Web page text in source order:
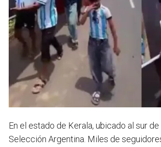
En el estado de Kerala, ubicado al sur
Selección Argentina. Miles de